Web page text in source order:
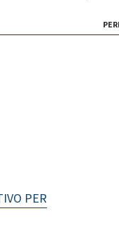
PER